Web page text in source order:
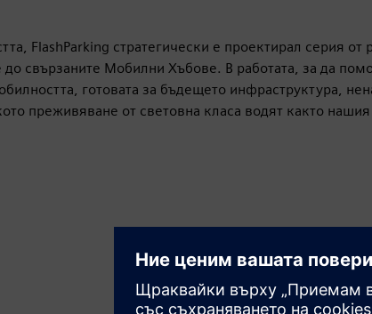
FlashParking стратегически е проектирал серия от
свързаните Мобилни Хъбове. В работата, за да
готовата за бъдещето инфраструктура,
преживяване от световна класа водят както
Движение
Build